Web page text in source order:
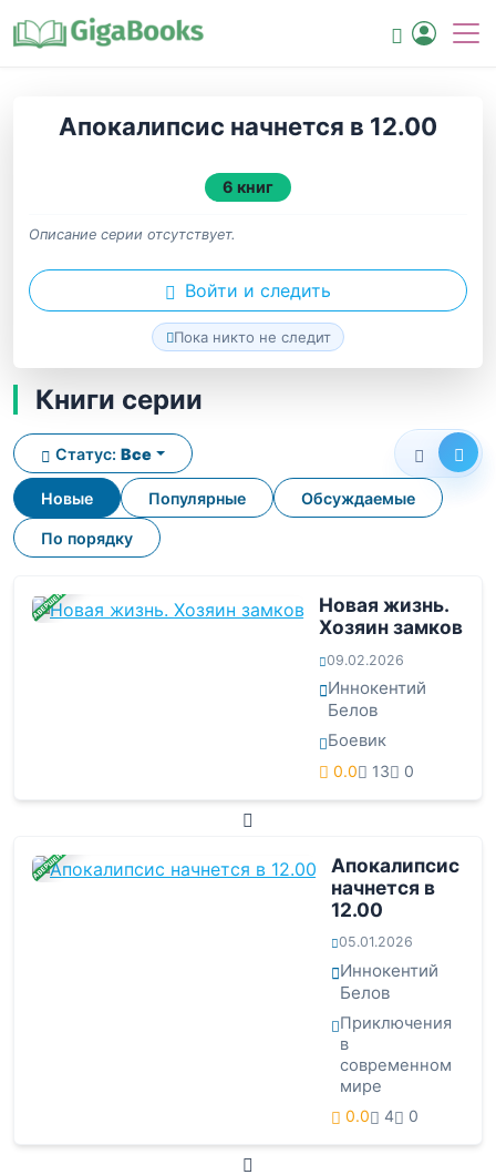
Апокалипсис начнется в 12.00
6 книг
Описание серии отсутствует.
Войти и следить
Пока никто не следит
Книги серии
Новые Популярные Обсуждаемые
По порядку
Статус: Все
ЗАВЕРШЕНА
Новая жизнь.
Хозяин замков
09.02.2026
Иннокентий
Белов
Боевик
0.0 13 0
ЗАВЕРШЕНА
Апокалипсис
начнется в
12.00
05.01.2026
Иннокентий
Белов
Приключения
в
современном
мире
0.0 4 0